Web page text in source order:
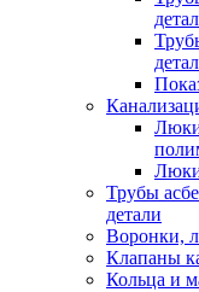
Трубы
детали
Воронки,
Клапаны
Кольца и